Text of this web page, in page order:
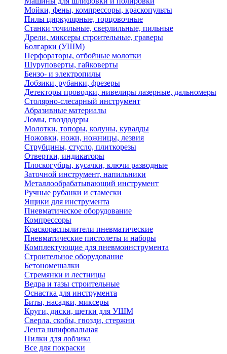
Мойки, фены, компрессоры, краскопульты
Пилы циркулярные, торцовочные
Станки точильные, сверлильные, пильные
Дрели, миксеры строительные, граверы
Болгарки (УШМ)
Перфораторы, отбойные молотки
Шуруповерты, гайковерты
Бензо- и электропилы
Лобзики, рубанки, фрезеры
Детекторы проводки, нивелиры лазерные, дальномеры
Столярно-слесарный инструмент
Абразивные материалы
Ломы, гвоздодеры
Молотки, топоры, колуны, кувалды
Ножовки, ножи, ножницы, лезвия
Струбцины, стусло, плиткорезы
Отвертки, индикаторы
Плоскогубцы, кусачки, ключи разводные
Заточной инструмент, напильники
Металлообрабатывающий инструмент
Ручные рубанки и стамески
Ящики для инструмента
Пневматическое оборудование
Компрессоры
Краскораспылители пневматические
Пневматические пистолеты и наборы
Комплектующие для пневмоинструмента
Строительное оборудование
Бетономешалки
Стремянки и лестницы
Ведра и тазы строительные
Оснастка для инструмента
Биты, насадки, миксеры
Круги, диски, щетки для УШМ
Сверла, скобы, гвозди, стержни
Лента шлифовальная
Пилки для лобзика
Все для покраски